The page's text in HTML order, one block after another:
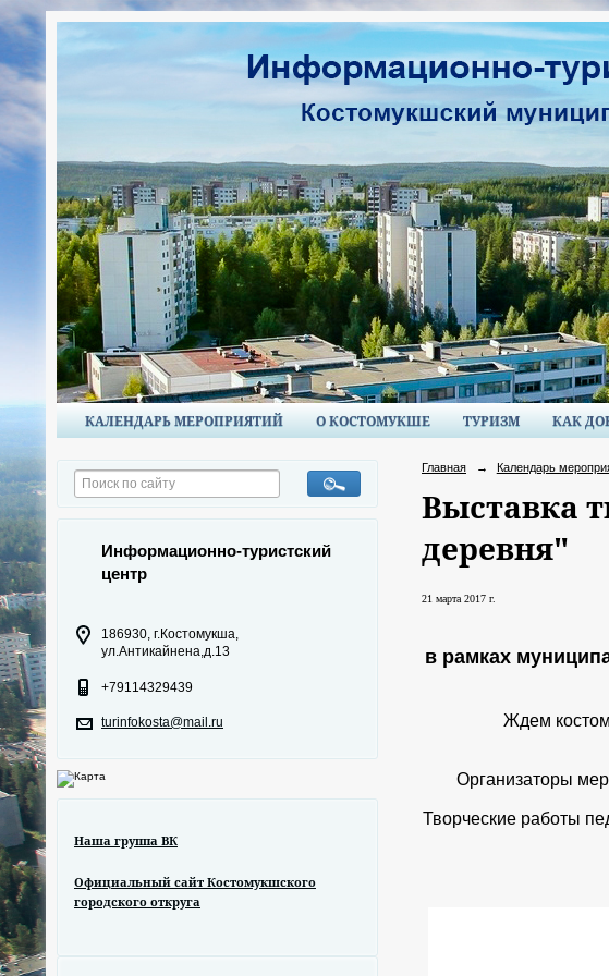
КАЛЕНДАРЬ МЕРОПРИЯТИЙ О КОСТОМУКШЕ ТУРИЗМ КАК
Информационно-туристский
центр
186930, г.Костомукша,
ул.Антикайнена,д.13
+79114329439
turinfokosta@mail.ru
Наша группа ВК
Официальный сайт Костомукшского
городского откруга
Главная → Календарь
Выставка
деревня"
21 марта 2017 г.
в рамках
Ждем
Организаторы
Творческие работы